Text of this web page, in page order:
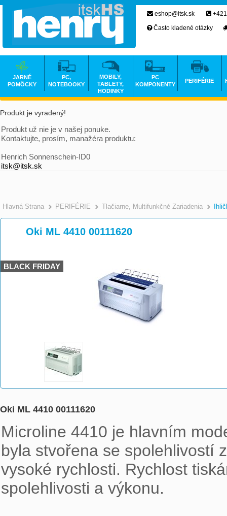
Produkt je vyradený!
Produkt už nie je v našej ponuke.
Kontaktujte, prosím, manažéra produktu:
Henrich Sonnenschein-ID0
itsk@itsk.sk
Hlavná Strana >
PERIFÉRIE >
Tlačiarne, Multifunkčné Zariadenia
Oki ML 4410 00111620
BLACK FRIDAY
Oki ML 4410 00111620
Microline 4410 je hlavním
byla stvořena se spolehlivostí
vysoké rychlosti. Rychlost
spolehlivosti a výkonu.
eshop@itsk.sk
Často kladené otázky
JARNÉ
POMÔCKY
PC,
NOTEBOOKY
MOBILY,
TABLETY,
HODINKY
PC
KOMPONENTY
PERIFÉRIE